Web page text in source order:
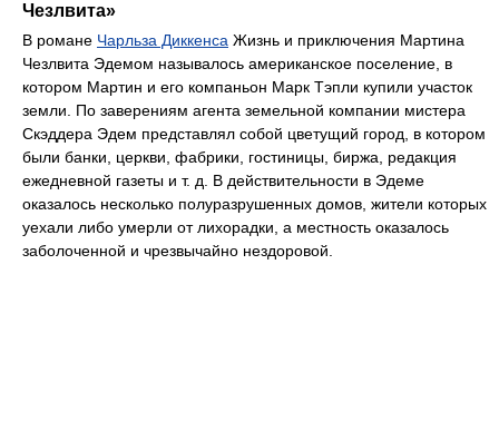
Чезлвита»
В романе Чарльза Диккенса Жизнь и приключения Мартина
Чезлвита Эдемом называлось американское поселение, в
котором Мартин и его компаньон Марк Тэпли купили участок
земли. По заверениям агента земельной компании мистера
Скэддера Эдем представлял собой цветущий город, в котором
были банки, церкви, фабрики, гостиницы, биржа, редакция
ежедневной газеты и т. д. В действительности в Эдеме
оказалось несколько полуразрушенных домов, жители которых
уехали либо умерли от лихорадки, а местность оказалось
заболоченной и чрезвычайно нездоровой.